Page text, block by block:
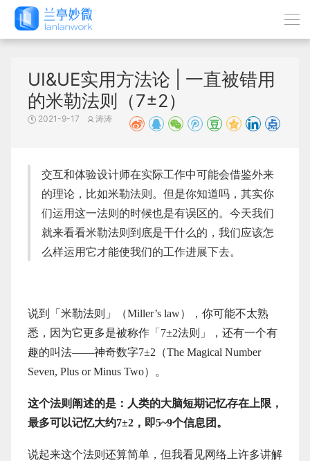
UI&UE实用方法论 | 一直被错用
的米勒法则（7±2）
2021-9-17 涛涛
交互和体验设计师在实际工作中可能会借鉴外来
的理论，比如米勒法则。但是你知道吗，其实你
们运用这一法则的时候也是有误区的。今天我们
就来看看米勒法则到底是干什么的，我们应该怎
么样运用它才能使我们的工作进展下去。
说到「米勒法则」（Miller’s law），你可能不太熟
悉，因为它更多是被称作「7±2法则」，还有一个有
趣的叫法——神奇数字7±2（The Magical Number
Seven, Plus or Minus Two）。
这个法则阐述的是：人类的大脑短期记忆存在上限，
最多可以记忆大约7±2，即5~9个信息团。
说起来这个法则还算简单，但我看见网络上许多讲解